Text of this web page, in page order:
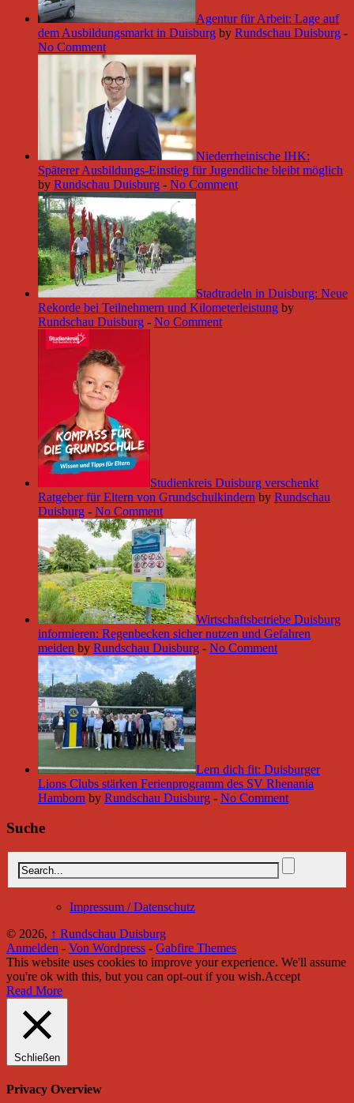
Agentur für Arbeit: Lage auf
dem Ausbildungsmarkt in Duisburg by Rundschau Duisburg -
No Comment
Niederrheinische IHK:
Späterer Ausbildungs-Einstieg für Jugendliche bleibt möglich
by Rundschau Duisburg - No Comment
Stadtradeln in Duisburg: Neue
Rekorde bei Teilnehmern und Kilometerleistung by
Rundschau Duisburg - No Comment
Studienkreis Duisburg verschenkt
Ratgeber für Eltern von Grundschulkindern by Rundschau
Duisburg - No Comment
Wirtschaftsbetriebe Duisburg
informieren: Regenbecken sicher nutzen und Gefahren
meiden by Rundschau Duisburg - No Comment
Lern dich fit: Duisburger
Lions Clubs stärken Ferienprogramm des SV Rhenania
Hamborn by Rundschau Duisburg - No Comment
Suche
Impressum / Datenschutz
© 2026, ↑ Rundschau Duisburg
Anmelden - Von Wordpress - Gabfire Themes
This website uses cookies to improve your experience. We'll assume
you're ok with this, but you can opt-out if you wish.Accept
Read More
Schließen
Privacy Overview